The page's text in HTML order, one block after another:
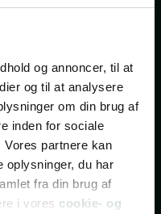
og annoncer, til at
og til at analysere
om din brug af
inden for sociale
Vores partnere kan
oplysninger, du har
fra din brug af
i vores cookie- og
INVITATIONER TIL
nye rejsemål,
rejsetips og